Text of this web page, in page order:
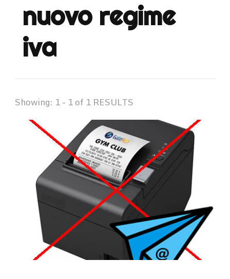
nuovo regime
iva
Showing: 1 - 1 of 1 RESULTS